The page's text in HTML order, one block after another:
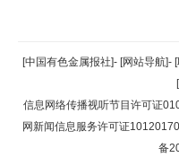
[中国有色金属报社]- [网站导航]-
信息网络传播视听节目许可证
网新闻信息服务许可证
备